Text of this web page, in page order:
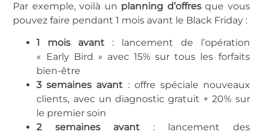
Par exemple, voilà un planning d’offresque vous
pouvez faire pendant 1 mois avant le Black Friday :
1 mois avant : lancement de l’opération
« Early Bird » avec 15% sur tous les forfaits
bien-être
3 semaines avant : offre spéciale nouveaux
clients, avec un diagnostic gratuit + 20% sur
le premier soin
2 semaines avant : lancement des